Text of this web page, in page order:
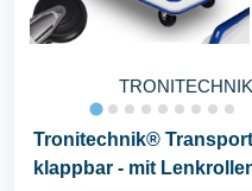
TRONITECHNIK
Tronitechnik®
klappbar - mit